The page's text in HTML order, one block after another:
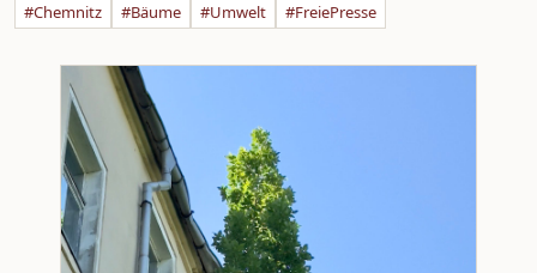
#Chemnitz #Bäume #Umwelt #FreiePresse